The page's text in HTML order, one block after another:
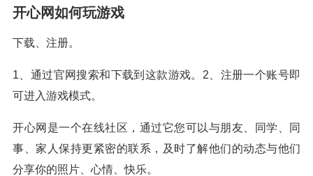
开心网如何玩游戏
下载、注册。
1、通过官网搜索和下载到这款游戏。2、注册一个账号即
可进入游戏模式。
开心网是一个在线社区，通过它您可以与朋友、同学、同
事、家人保持更紧密的联系，及时了解他们的动态与他们
分享你的照片、心情、快乐。